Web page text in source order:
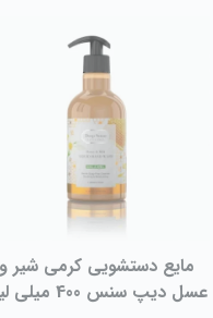
مایع دستشویی کرمی شیر و
عسل دیپ سنس 400 میلی لیتر